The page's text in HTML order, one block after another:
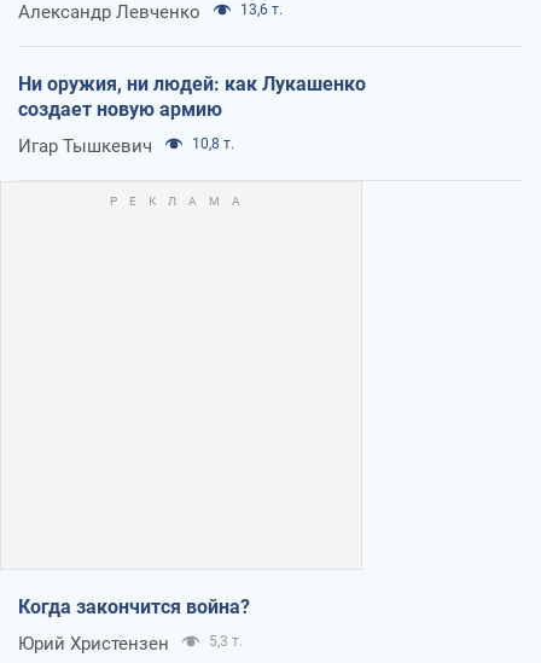
Александр Левченко 13,6 т.
Ни оружия, ни людей: как Лукашенко
создает новую армию
Игар Тышкевич 10,8 т.
Когда закончится война?
Юрий Христензен 5,3 т.